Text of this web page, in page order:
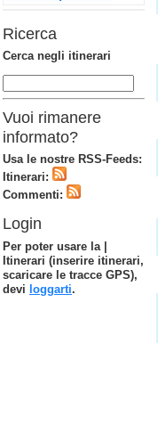
Ricerca
Cerca negli itinerari
Vuoi rimanere
informato?
Usa le nostre RSS-Feeds:
Itinerari:
Commenti:
Login
Per poter usare la |
Itinerari (inserire itinerari,
scaricare le tracce GPS),
devi loggarti.